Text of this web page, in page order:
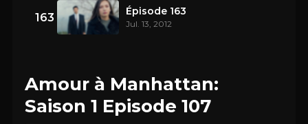
163 Épisode 163
Jul. 13, 2012
Amour à Manhattan:
Saison 1 Episode 107